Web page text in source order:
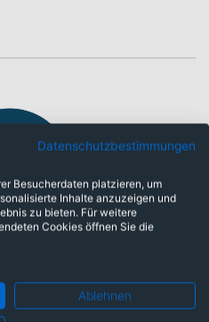
Datenschutzbestimmungen
Besucherdaten platzieren, um
Inhalte anzuzeigen und
zu bieten. Für weitere
Cookies öffnen Sie die
Ablehnen